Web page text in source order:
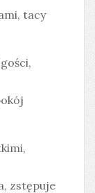
tacy
zstępuje